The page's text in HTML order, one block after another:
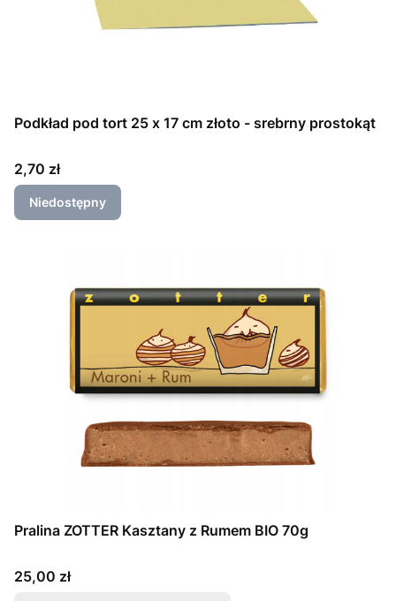
Podkład pod tort 25 x 17 cm złoto - srebrny prostokąt
Cena
2,70 zł
Niedostępny
Pralina ZOTTER Kasztany z Rumem BIO 70g
Cena
25,00 zł